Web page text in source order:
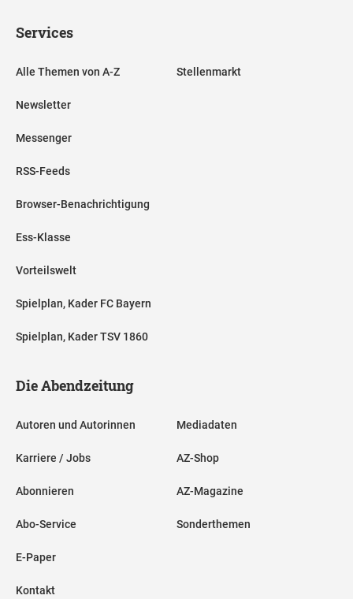
Services
Alle Themen von A-Z
Newsletter
Messenger
RSS-Feeds
Browser-Benachrichtigung
Ess-Klasse
Vorteilswelt
Spielplan, Kader FC Bayern
Spielplan, Kader TSV 1860
Stellenmarkt
Die Abendzeitung
Autoren und Autorinnen
Karriere / Jobs
Abonnieren
Abo-Service
E-Paper
Kontakt
Mediadaten
AZ-Shop
AZ-Magazine
Sonderthemen